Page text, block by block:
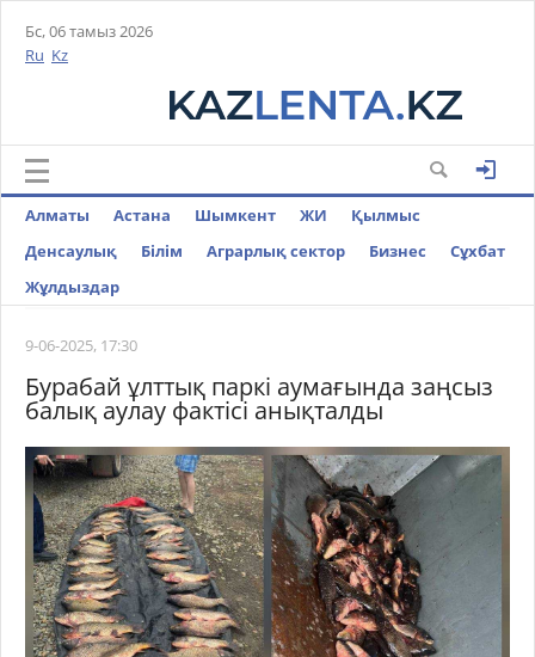
Бс, 06 тамыз 2026
Ru Kz
Алматы Астана Шымкент ЖИ
Қылмыс
Денсаулық
Білім Аграрлық сектор Бизнес
Cұхбат
Жұлдыздар
9-06-2025, 17:30
Бурабай ұлттық паркі аумағында заңсыз
балық аулау фактісі анықталды